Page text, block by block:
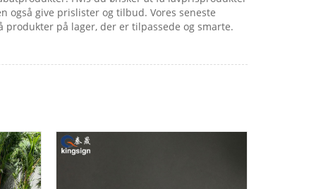
også give prislister og tilbud. Vores seneste
på lager, der er tilpassede og smarte.